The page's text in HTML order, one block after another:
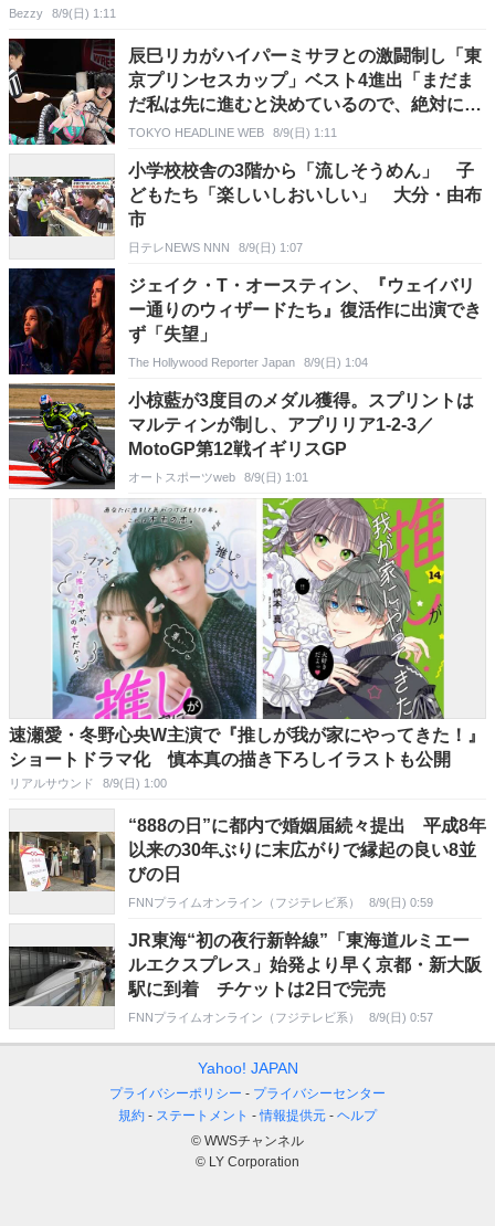
Bezzy 8/9(日) 1:11
辰巳リカがハイパーミサヲとの激闘制し「東
京プリンセスカップ」ベスト4進出「まだま
だ私は先に進むと決めているので、絶対に勝
ち上がります」【TJPW】
TOKYO HEADLINE WEB 8/9(日) 1:11
小学校校舎の3階から「流しそうめん」 子
どもたち「楽しいしおいしい」 大分・由布
市
日テレNEWS NNN 8/9(日) 1:07
ジェイク・T・オースティン、『ウェイバリ
ー通りのウィザードたち』復活作に出演でき
ず「失望」
The Hollywood Reporter Japan 8/9(日) 1:04
小椋藍が3度目のメダル獲得。スプリントは
マルティンが制し、アプリリア1-2-3／
MotoGP第12戦イギリスGP
オートスポーツweb 8/9(日) 1:01
速瀬愛・冬野心央W主演で『推しが我が家にやってきた！』
ショートドラマ化 慎本真の描き下ろしイラストも公開
リアルサウンド 8/9(日) 1:00
“888の日”に都内で婚姻届続々提出 平成8年
以来の30年ぶりに末広がりで縁起の良い8並
びの日
FNNプライムオンライン（フジテレビ系） 8/9(日) 0:59
JR東海“初の夜行新幹線”「東海道ルミエー
ルエクスプレス」始発より早く京都・新大阪
駅に到着 チケットは2日で完売
FNNプライムオンライン（フジテレビ系） 8/9(日) 0:57
Yahoo! JAPAN
プライバシーポリシー
プライバシーセンター
規約
ステートメント 情報提供元
ヘルプ
© WWSチャンネル
© LY Corporation